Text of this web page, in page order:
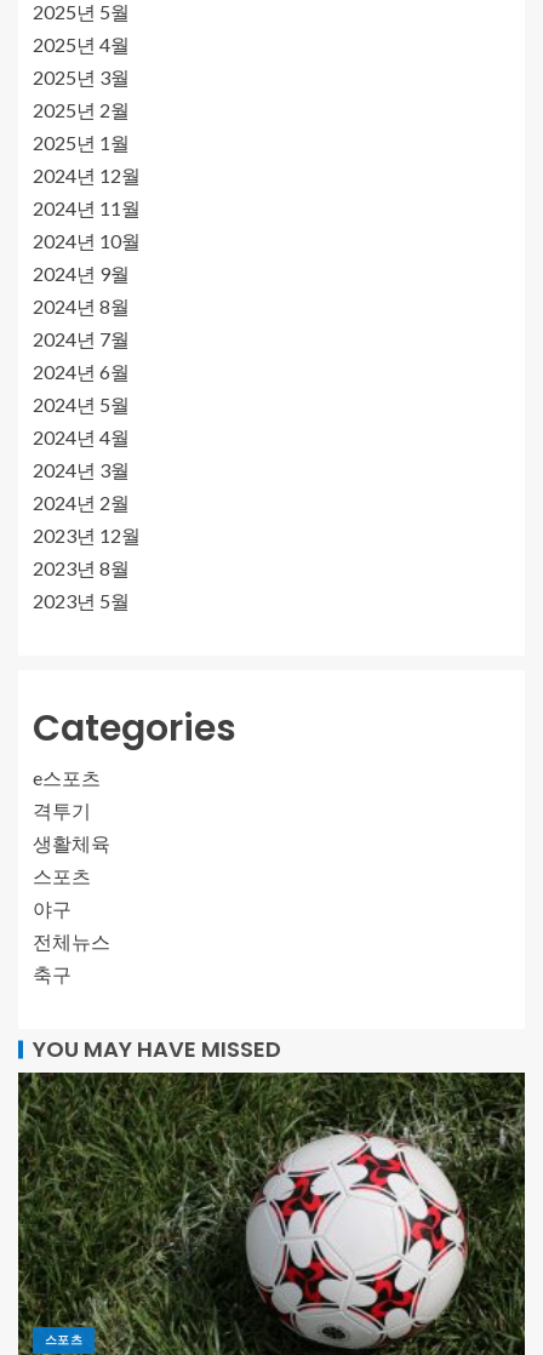
2025년 5월
2025년 4월
2025년 3월
2025년 2월
2025년 1월
2024년 12월
2024년 11월
2024년 10월
2024년 9월
2024년 8월
2024년 7월
2024년 6월
2024년 5월
2024년 4월
2024년 3월
2024년 2월
2023년 12월
2023년 8월
2023년 5월
Categories
e스포츠
격투기
생활체육
스포츠
야구
전체뉴스
축구
YOU MAY HAVE MISSED
스포츠